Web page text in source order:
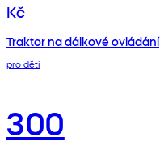
Kč
Traktor na dálkové ovládání
pro děti
300